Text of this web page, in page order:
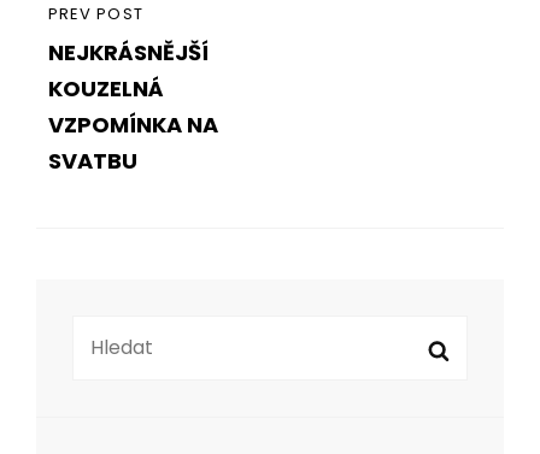
PREVIOUS
POST
PREV POST
NEJKRÁSNĚJŠÍ
KOUZELNÁ
VZPOMÍNKA NA
SVATBU
Search